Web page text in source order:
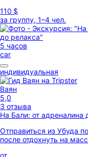
110 $
за группу, 1–4 чел.
5 часов
car
индивидуальная
Ваян
5,0
3 отзыва
На Бали: от адреналина
Отправиться из Убуда
после отдохнуть на
от